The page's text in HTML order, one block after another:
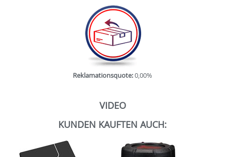
Reklamationsquote:0,00%
VIDEO
KUNDEN KAUFTEN AUCH: